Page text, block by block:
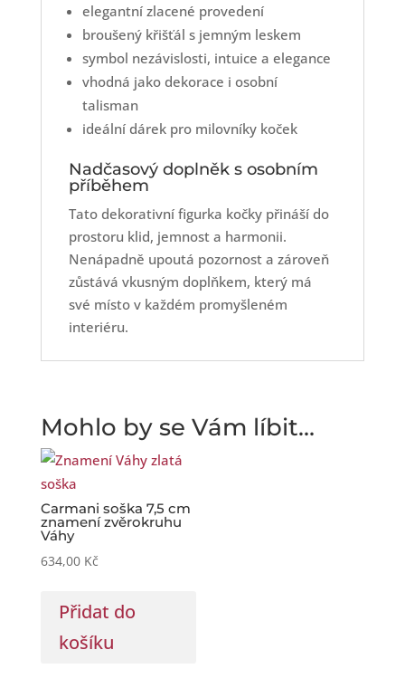
elegantní zlacené provedení
broušený křišťál s jemným leskem
symbol nezávislosti, intuice a elegance
vhodná jako dekorace i osobní
talisman
ideální dárek pro milovníky koček
Nadčasový doplněk s osobním
příběhem
Tato dekorativní figurka kočky přináší do
prostoru klid, jemnost a harmonii.
Nenápadně upoutá pozornost a zároveň
zůstává vkusným doplňkem, který má
své místo v každém promyšleném
interiéru.
Mohlo by se Vám líbit…
Carmani soška 7,5 cm
znamení zvěrokruhu
Váhy
634,00 Kč
Přidat do
košíku